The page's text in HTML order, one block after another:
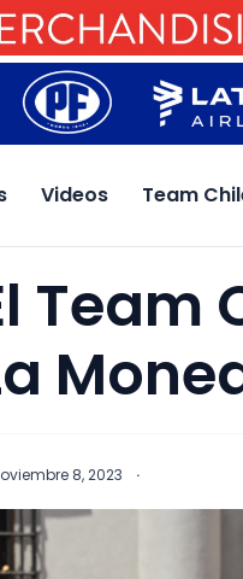
Videos Team
Team
8, 2023 ·